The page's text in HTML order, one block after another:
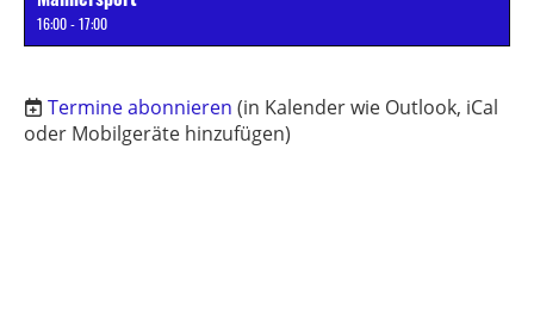
16:00 - 17:00
Termine abonnieren (in Kalender wie Outlook, iCal
oder Mobilgeräte hinzufügen)